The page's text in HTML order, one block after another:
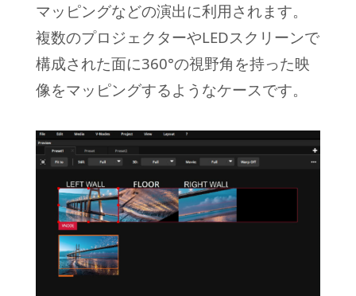
マッピングなどの演出に利用されます。
複数のプロジェクターやLEDスクリーンで
構成された面に360°の視野角を持った映
像をマッピングするようなケースです。